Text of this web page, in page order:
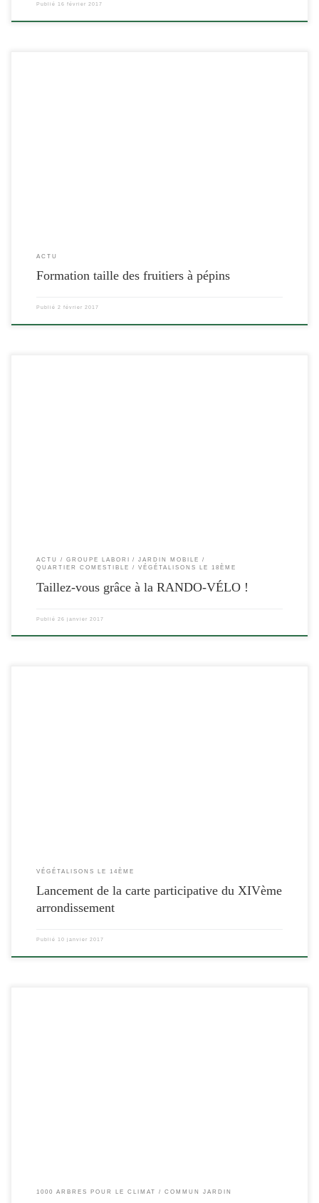
Publié 16 février 2017
ACTU
Formation taille des fruitiers à pépins
Publié 2 février 2017
ACTU GROUPE LABORI
JARDIN MOBILE
QUARTIER COMESTIBLE
VÉGÉTALISONS LE 18ÈME
Taillez-vous grâce à la RANDO-VÉLO !
Publié 26 janvier 2017
VÉGÉTALISONS LE 14ÈME
Lancement de la carte participative du XIVème
arrondissement
Publié 10 janvier 2017
1000 ARBRES POUR LE CLIMAT COMMUN JARDIN